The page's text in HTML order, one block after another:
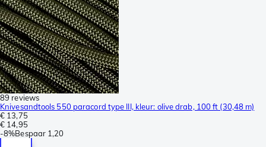
89 reviews
Knivesandtools 550 paracord type III, kleur: olive drab, 100 ft (30,48 m)
€ 13,75
€ 14,95
-8%Bespaar 1,20